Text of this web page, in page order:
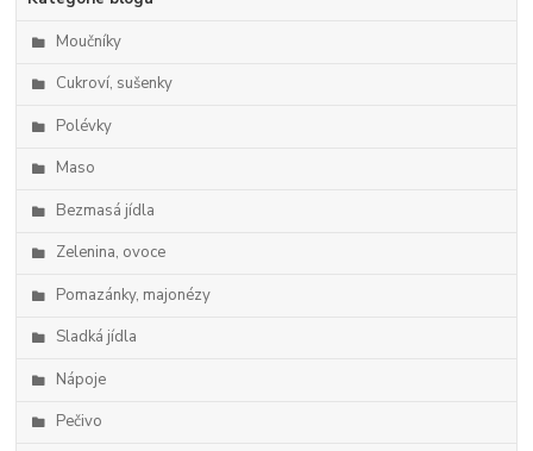
Moučníky
Cukroví, sušenky
Polévky
Maso
Bezmasá jídla
Zelenina, ovoce
Pomazánky, majonézy
Sladká jídla
Nápoje
Pečivo